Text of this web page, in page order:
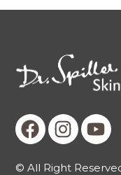
© All Right